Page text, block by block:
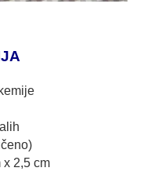
x 2,5 cm